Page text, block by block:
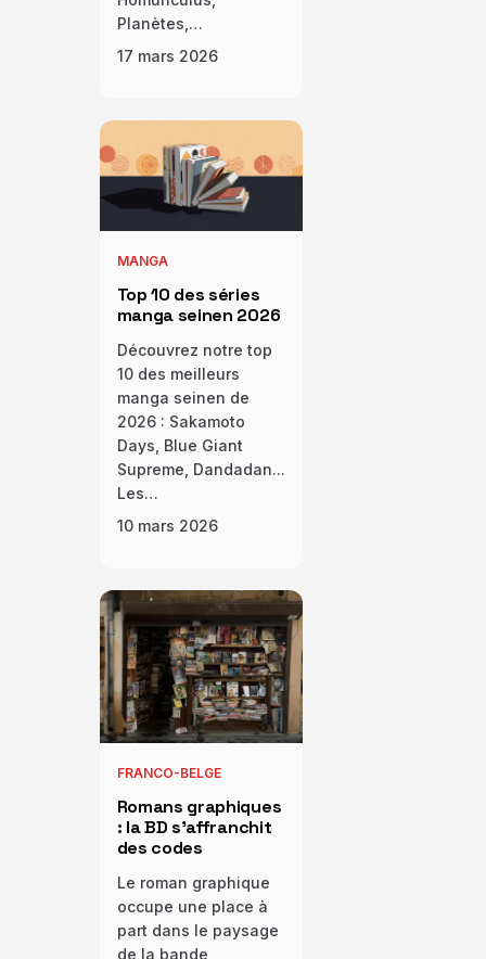
Planètes,…
17 mars 2026
MANGA
Top 10 des séries
manga seinen 2026
Découvrez notre top
10 des meilleurs
manga seinen de
2026 : Sakamoto
Days, Blue Giant
Supreme, Dandadan...
Les…
10 mars 2026
FRANCO-BELGE
Romans graphiques
: la BD s’affranchit
des codes
Le roman graphique
occupe une place à
part dans le paysage
de la bande